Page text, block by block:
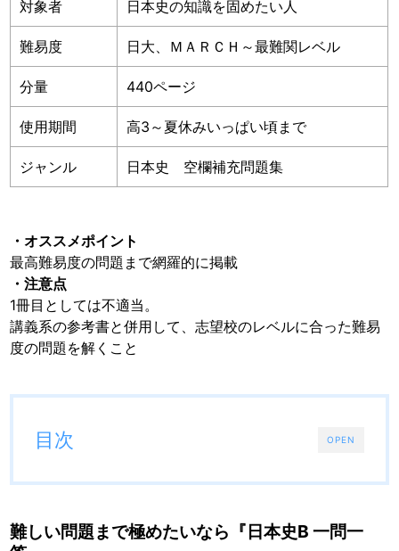
対象者 日本史の知識を固めたい人
難易度 日大、ＭＡＲＣＨ～最難関レベル
分量 440ページ
使用期間 高3～夏休みいっぱい頃まで
ジャンル 日本史 空欄補充問題集
・オススメポイント
最高難易度の問題まで網羅的に掲載
・注意点
1冊目としては不適当。
講義系の参考書と併用して、志望校のレベルに合った難易
度の問題を解くこと
OPEN
目次
難しい問題まで極めたいなら『日本史B 一問一